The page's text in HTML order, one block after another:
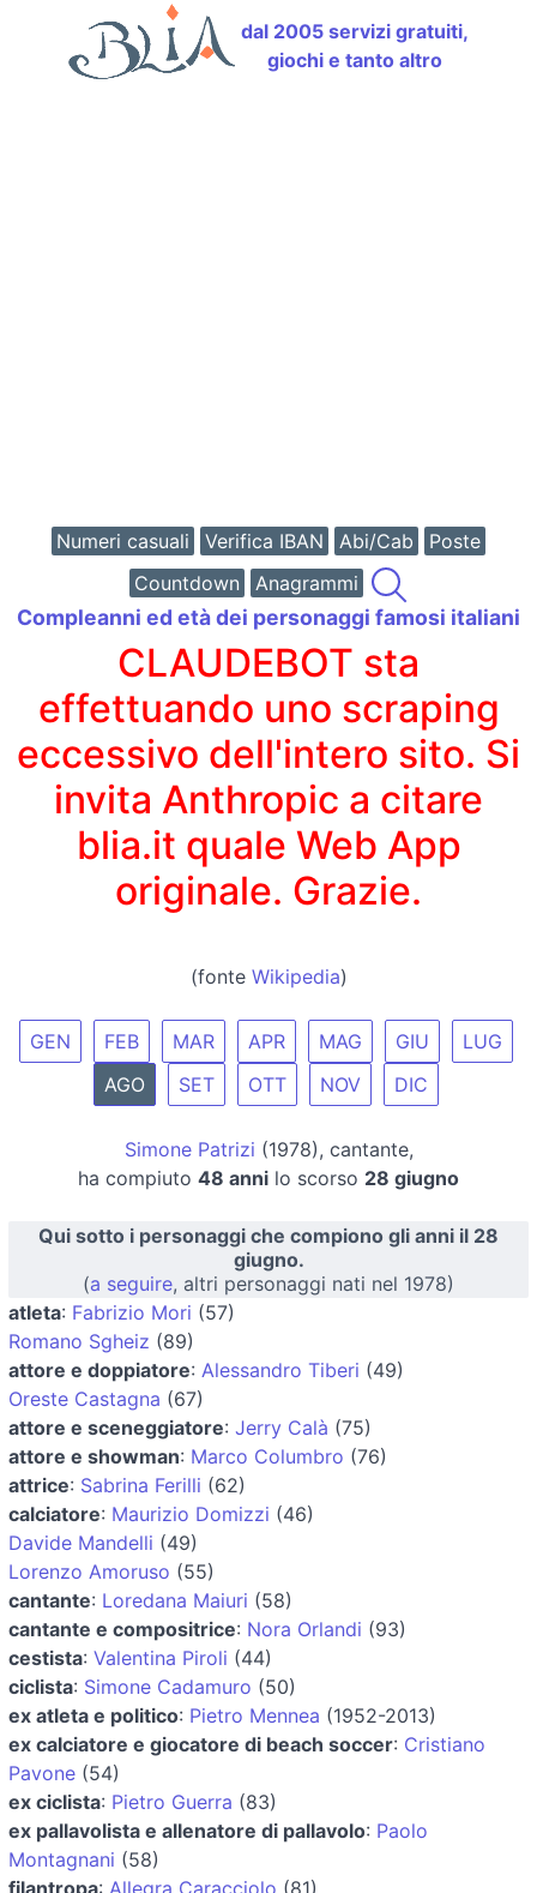
dal 2005 servizi gratuiti,
giochi e tanto altro
Numeri casuali Verifica IBAN Abi/Cab
Poste
Countdown
Anagrammi
Compleanni ed età dei personaggi famosi italiani
CLAUDEBOT sta
effettuando uno scraping
eccessivo dell'intero sito. Si
invita Anthropic a citare
blia.it quale Web App
originale. Grazie.
(fonte Wikipedia)
GEN FEB MAR APR MAG GIU
LUG
AGO
SET OTT NOV DIC
Simone Patrizi (1978), cantante,
ha compiuto 48 anni lo scorso 28 giugno
Qui sotto i personaggi che compiono gli anni il 28
giugno.
(a seguire, altri personaggi nati nel 1978)
atleta: Fabrizio Mori (57)
Romano Sgheiz (89)
attore e doppiatore: Alessandro Tiberi (49)
Oreste Castagna (67)
attore e sceneggiatore: Jerry Calà (75)
attore e showman: Marco Columbro (76)
attrice: Sabrina Ferilli (62)
calciatore: Maurizio Domizzi (46)
Davide Mandelli (49)
Lorenzo Amoruso (55)
cantante: Loredana Maiuri (58)
cantante e compositrice: Nora Orlandi (93)
cestista: Valentina Piroli (44)
ciclista: Simone Cadamuro (50)
ex atleta e politico: Pietro Mennea (1952-2013)
ex calciatore e giocatore di beach soccer: Cristiano
Pavone (54)
ex ciclista: Pietro Guerra (83)
ex pallavolista e allenatore di pallavolo: Paolo
Montagnani (58)
filantropa: Allegra Caracciolo (81)